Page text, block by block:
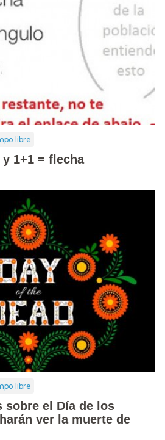
libre
y 1+1 = flecha
libre
sobre el Día de los
ver la muerte de